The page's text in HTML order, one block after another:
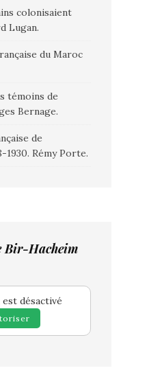
colonisaient
Lugan.
du Maroc
témoins de
Bernage.
de
1930. Rémy Porte.
Bir-Hacheim
est désactivé